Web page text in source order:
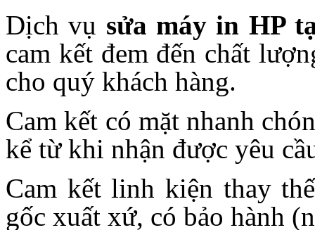
Dịch vụ sửa máy in HP
cam kết đem đến chất
cho quý khách hàng.
Cam kết có mặt nhanh
kể từ khi nhận được yêu
Cam kết linh kiện thay
gốc xuất xứ, có bảo hành